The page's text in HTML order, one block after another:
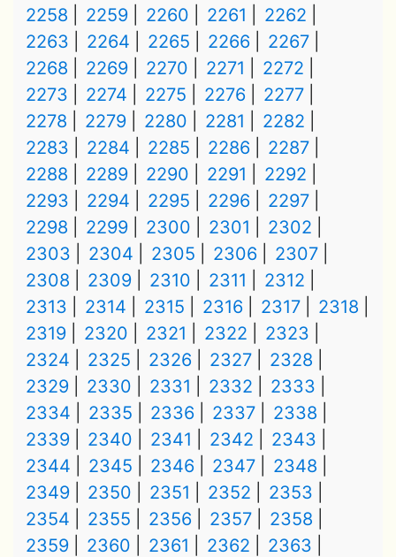
2258
2259 2260 2261
2262
2263
2264 2265 2266
2267
2268
2269 2270 2271
2272
2273
2274 2275 2276
2277
2278
2279 2280 2281
2282
2283
2284 2285 2286
2287
2288
2289 2290 2291
2292
2293
2294 2295 2296
2297
2298
2299 2300 2301
2302
2303
2304 2305 2306
2307
2308
2309 2310 2311
2312
2313
2314 2315 2316 2317
2318
2319
2320 2321 2322
2323
2324
2325 2326 2327
2328
2329
2330 2331 2332
2333
2334
2335 2336 2337
2338
2339
2340 2341 2342
2343
2344
2345 2346 2347
2348
2349
2350 2351 2352
2353
2354
2355 2356 2357
2358
2359
2360 2361 2362
2363